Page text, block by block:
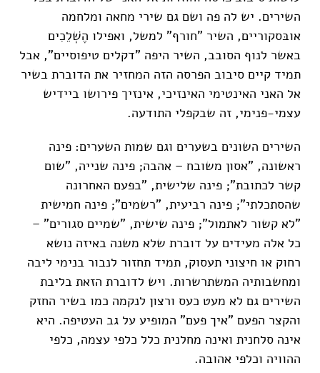
השירים. יש לה פה ושם גם שירי מחאה ומלחמה
אובּסקוריים, השיר "חורף" למשל, ואפילו הֶשְׁלֵכִים
באשר לנוף הסובב, השיר היפה "דקלים טיפוסיים", אבל
תמיד קיים סיבוב הפרסה הזה המחזיר את הדוברת בשיר
אל האני האינטימי האינזיכי, אינזיך פירושו ביידיש
עצמי-פנימי, זה שבקפלי התודעה.
השירים השונים בשערים וגם שמות השערים: פינה
ראשונה, "אסון משובח – אהבה; פינה שנייה, "שום
קשר לכתובת"; פינה שלישית, "בפעם האחרונה
שהסתכלתי"; פינה רביעית, "רשמים"; פינה חמישית
"לא קשור לאתמול"; פינה שישית, "שמיים סגורים" –
כל אלה מעידים על דוברת שלא משנה באיזה נושא
רחוק או חיצוני תעסוק, תמיד תחזור לנבור בנימי ליבה
ומחשבותיה המשתרשרות. ויש לדוברת הזאת בליבת
השירים גם לא מעט כעס ורצון לנקמה כמו בשיר החזק
והקצר הפעם "איך פעם" המופיע על גב העטיפה. היא
אינה סלחנית ואינה מחלנית כלל כלפי עצמה, כלפי
ההוויה וכלפי אהובה.